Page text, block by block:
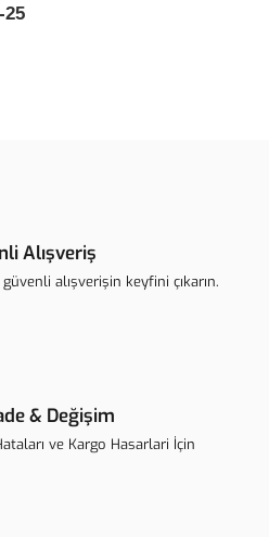
25
bulunuyor.
Alışveriş
alışverişin keyfini çıkarın.
& Değişim
ve Kargo Hasarlari İçin